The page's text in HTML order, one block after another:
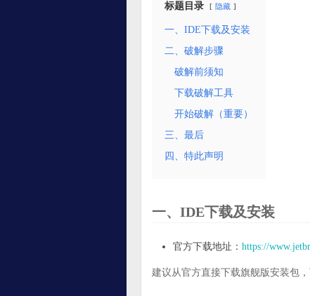
标题目录 隐藏
一、IDE下载及安装
二、破解步骤
破解前须知
下载破解工具
开始破解（重要）
三、最后
四、特此声明
一、IDE下载及安装
官方下载地址： https://
建议从官方直接下载旗舰版安装包